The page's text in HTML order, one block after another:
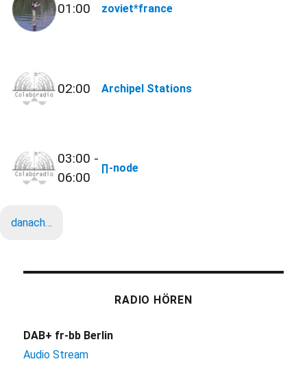
01:00 zoviet*france
02:00 Archipel Stations
03:00 -
06:00
∏-node
danach…
RADIO HÖREN
DAB+ fr-bb Berlin
Audio Stream